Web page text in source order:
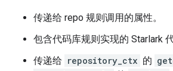
传递给 repo 规则调用的属性。
包含代码库规则实现的 Starlark 代
传递给 repository_ctx 的